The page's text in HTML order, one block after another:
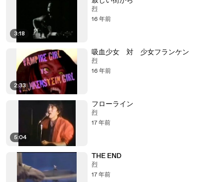
3:18
烈
16 年前
2:33
吸血少女 対 少女フランケン
烈
16 年前
5:04
フローライン
烈
17 年前
THE END
烈
17 年前